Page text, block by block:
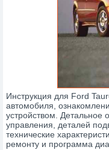
Инструкция для Ford
автомобиля,
устройством. Детальное
управления, деталей
технические
ремонту и программа